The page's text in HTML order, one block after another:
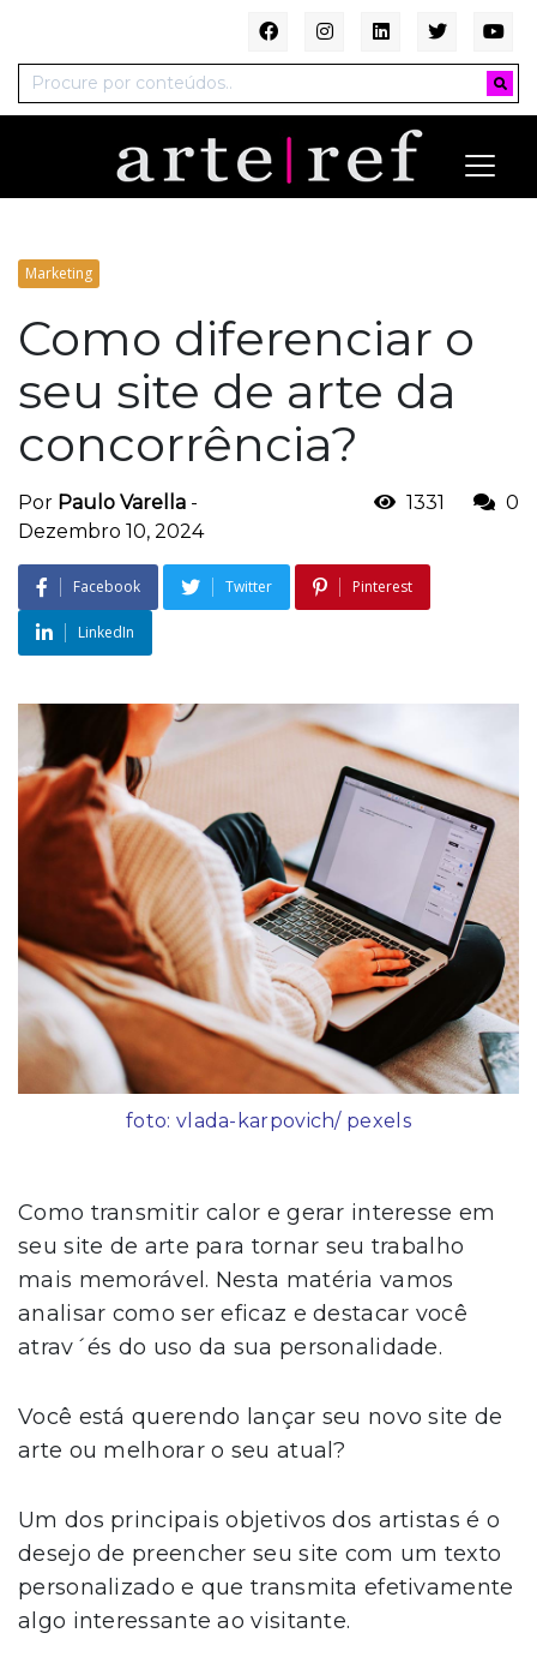
Marketing
Como diferenciar o
seu site de arte da
concorrência?
Por Paulo Varella -
Dezembro 10, 2024
1331 0
Facebook Twitter Pinterest
LinkedIn
foto: vlada-karpovich/ pexels
Como transmitir calor e gerar interesse em
seu site de arte para tornar seu trabalho
mais memorável. Nesta matéria vamos
analisar como ser eficaz e destacar você
atrav´és do uso da sua personalidade.
Você está querendo lançar seu novo site de
arte ou melhorar o seu atual?
Um dos principais objetivos dos artistas é o
desejo de preencher seu site com um texto
personalizado e que transmita efetivamente
algo interessante ao visitante.